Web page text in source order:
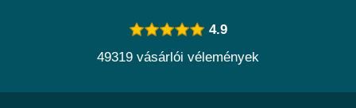
4.9
49319 vásárlói vélemények